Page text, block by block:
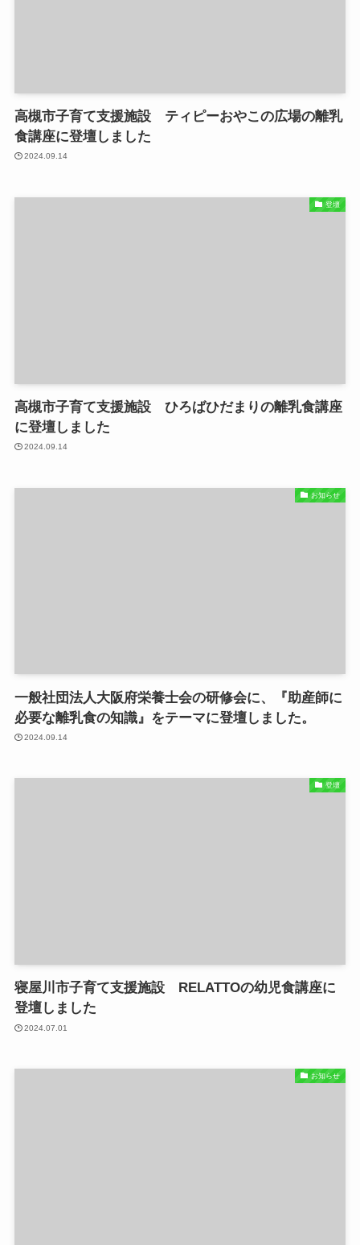
高槻市子育て支援施設 ティピーおやこの広場の離乳
食講座に登壇しました
2024.09.14
登壇
高槻市子育て支援施設 ひろばひだまりの離乳食講座
に登壇しました
2024.09.14
お知らせ
一般社団法人大阪府栄養士会の研修会に、『助産師に
必要な離乳食の知識』をテーマに登壇しました。
2024.09.14
登壇
寝屋川市子育て支援施設 RELATTOの幼児食講座に
登壇しました
2024.07.01
お知らせ